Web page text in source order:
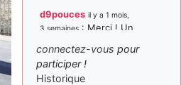
d9pouces il y a 1 mois,
3 semaines : Merci ! Un
paxwax il y a 1 mois, 3 semaines
Super, la nouvelle bannière
connectez-vous pour
participer !
Historique